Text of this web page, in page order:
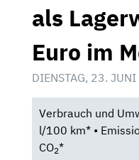
als
Euro im
DIENSTAG, 23.
Verbrauch und
l/100 km* •
CO2*